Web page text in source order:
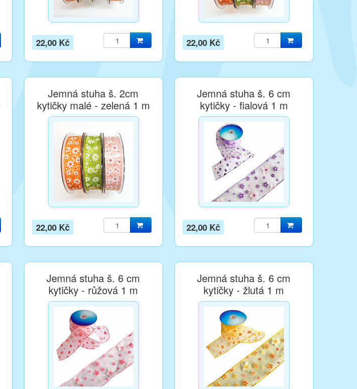
22,00 Kč 22,00 Kč
Jemná stuha š. 2cm
kytičky malé - zelená 1 m
22,00 Kč
Jemná stuha š. 6 cm
kytičky - fialová 1 m
22,00 Kč
Jemná stuha š. 6 cm
kytičky - růžová 1 m
Jemná stuha š. 6 cm
kytičky - žlutá 1 m